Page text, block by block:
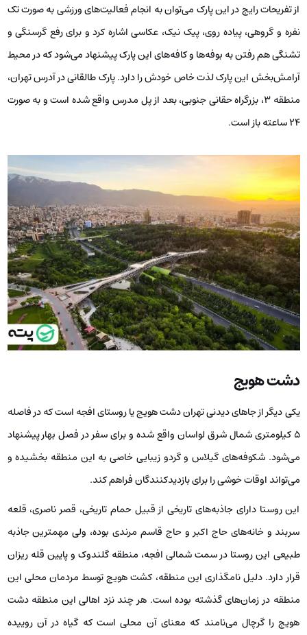
از تفریحات رایج در این پارک می‌توان به انجام فعالیت‌های ورزشی به صورت تک
نفره و گروهی، پیاده روی، پیک نیک، عکاسی اشاره کرد و برای رفع گرسنگی و
تشنگی هم رفتن به بوفه‌ها و کافه‌های این پارک پیشنهاد می‌شود که در محیط
آرامش‌بخش این پارک لذت خاص خودش را دارد. پارک طالقانی در آدرس تهران،
منطقه 3، بزرگراه حقانی جنوبی، بعد از پل مدرس واقع شده است و به صورت
24 ساعته باز است.
دشت هویج
یکی دیگر از جاهای دیدنی تهران دشت هویج یا روستای افجه است که در فاصله
5 کیلومتری شمال شرق لواسان واقع شده و برای سفر در فصل بهار پیشنهاد
می‌شود. شکوفه‌های گیلاس و گردو زیبایی خاصی به این منطقه بخشیده و
می‌تواند اوقات خوشی را برای بازدیدکنندگان فراهم کند.
این روستا دارای جاذبه‌های تاریخی از قبیل حمام تاریخی، قصر ناصری، قلعه
سربند و خانه‌های حاج اکبر و حاج قاسم مرندی بوده، ولی مهمترین جاذبه
طبیعی این روستا در سمت شمالی افجه، منطقه گلندوک و پایین قله ریزان
قرار دارد. دلیل نامگذاری این منطقه، کشت هویج توسط مردمان محلی این
منطقه در زمان‌های گذشته بوده است. هر چند نزد اهالی این منطقه دشت
هویج را گرچال می‌نامند که معنای آن محلی است که گیاه در آن روییده